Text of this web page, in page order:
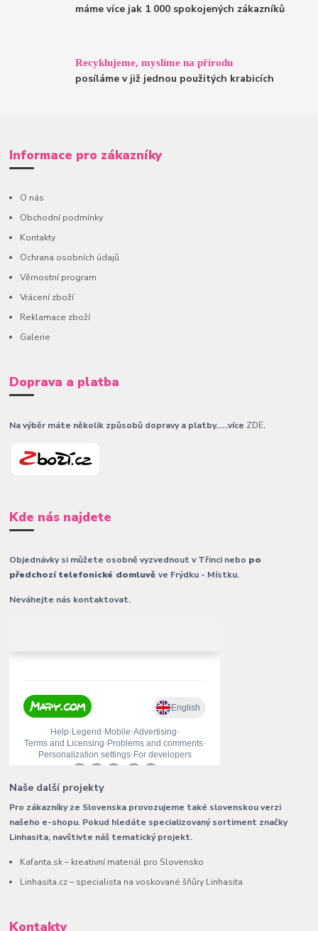
máme více jak 1 000 spokojených zákazníků
Recyklujeme, myslíme na přírodu
posíláme v již jednou použitých krabicích
Informace pro zákazníky
O nás
Obchodní podmínky
Kontakty
Ochrana osobních údajů
Věrnostní program
Vrácení zboží
Reklamace zboží
Galerie
Doprava a platba
Na výběr máte několik způsobů dopravy a platby......více ZDE.
Kde nás najdete
Objednávky si můžete osobně vyzvednout v Třinci nebo po
předchozí telefonické domluvěve Frýdku - Místku.
Neváhejte nás kontaktovat.
Naše další projekty
Pro zákazníky ze Slovenska provozujeme také slovenskou verzi
našeho e-shopu. Pokud hledáte specializovaný sortiment značky
Linhasita, navštivte náš tematický projekt.
Kafanta.sk – kreativní materiál pro Slovensko
Linhasita.cz – specialista na voskované šňůry Linhasita
Kontakty